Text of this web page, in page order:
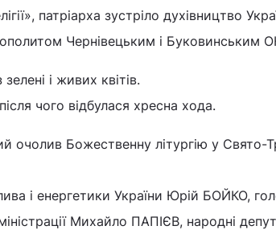
патріарха зустріло духівництво
Чернівецьким і Буковинським
і живих квітів.
чого відбулася хресна хода.
очолив Божественну літургію у Свято-
і енергетики України Юрій БОЙКО,
Михайло ПАПІЄВ, народні